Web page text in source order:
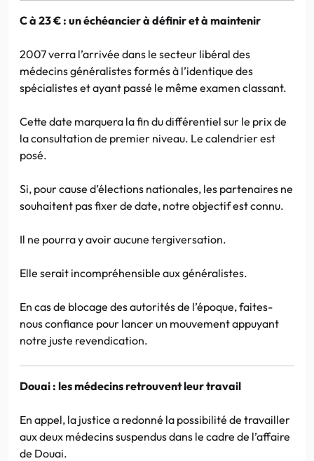
C à 23 € : un échéancier à définir et à maintenir
2007 verra l’arrivée dans le secteur libéral des
médecins généralistes formés à l’identique des
spécialistes et ayant passé le même examen classant.
Cette date marquera la fin du différentiel sur le prix de
la consultation de premier niveau. Le calendrier est
posé.
Si, pour cause d’élections nationales, les partenaires ne
souhaitent pas fixer de date, notre objectif est connu.
Il ne pourra y avoir aucune tergiversation.
Elle serait incompréhensible aux généralistes.
En cas de blocage des autorités de l’époque, faites-
nous confiance pour lancer un mouvement appuyant
notre juste revendication.
Douai : les médecins retrouvent leur travail
En appel, la justice a redonné la possibilité de travailler
aux deux médecins suspendus dans le cadre de l’affaire
de Douai.